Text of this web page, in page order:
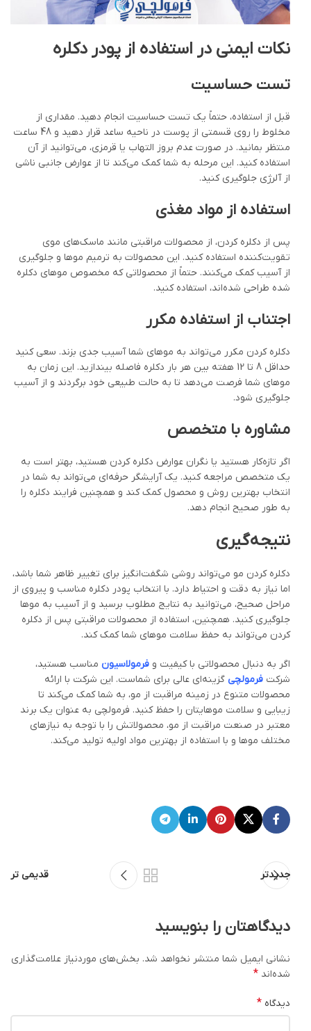
نکات ایمنی در استفاده از پودر دکلره
تست حساسیت
قبل از استفاده، حتماً یک تست حساسیت انجام دهید. مقداری از
مخلوط را روی قسمتی از پوست در ناحیه ساعد قرار دهید و 48 ساعت
منتظر بمانید. در صورت عدم بروز التهاب یا قرمزی، می‌توانید از آن
استفاده کنید. این مرحله به شما کمک می‌کند تا از عوارض جانبی ناشی
از آلرژی جلوگیری کنید.
استفاده از مواد مغذی
پس از دکلره کردن، از محصولات مراقبتی مانند ماسک‌های موی
تقویت‌کننده استفاده کنید. این محصولات به ترمیم موها و جلوگیری
از آسیب کمک می‌کنند. حتماً از محصولاتی که مخصوص موهای دکلره
شده طراحی شده‌اند، استفاده کنید.
اجتناب از استفاده مکرر
دکلره کردن مکرر می‌تواند به موهای شما آسیب جدی بزند. سعی کنید
حداقل 8 تا 12 هفته بین هر بار دکلره فاصله بیندازید. این زمان به
موهای شما فرصت می‌دهد تا به حالت طبیعی خود برگردند و از آسیب
جلوگیری شود.
مشاوره با متخصص
اگر تازه‌کار هستید یا نگران عوارض دکلره کردن هستید، بهتر است به
یک متخصص مراجعه کنید. یک آرایشگر حرفه‌ای می‌تواند به شما در
انتخاب بهترین روش و محصول کمک کند و همچنین فرایند دکلره را
به طور صحیح انجام دهد.
نتیجه‌گیری
دکلره کردن مو می‌تواند روشی شگفت‌انگیز برای تغییر ظاهر شما باشد،
اما نیاز به دقت و احتیاط دارد. با انتخاب پودر دکلره مناسب و پیروی از
مراحل صحیح، می‌توانید به نتایج مطلوب برسید و از آسیب به موها
جلوگیری کنید. همچنین، استفاده از محصولات مراقبتی پس از دکلره
کردن می‌تواند به حفظ سلامت موهای شما کمک کند.
اگر به دنبال محصولاتی با کیفیت و فرمولاسیون مناسب هستید،
شرکت فرمولچی گزینه‌ای عالی برای شماست. این شرکت با ارائه
محصولات متنوع در زمینه مراقبت از مو، به شما کمک می‌کند تا
زیبایی و سلامت موهایتان را حفظ کنید. فرمولچی به عنوان یک برند
معتبر در صنعت مراقبت از مو، محصولاتش را با توجه به نیازهای
مختلف موها و با استفاده از بهترین مواد اولیه تولید می‌کند.
جدیدتر قدیمی تر
دیدگاهتان را بنویسید
نشانی ایمیل شما منتشر نخواهد شد. بخش‌های موردنیاز علامت‌گذاری
شده‌اند *
دیدگاه *